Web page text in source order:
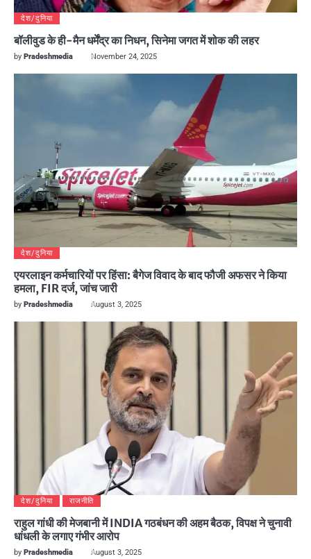
देश/दुनिया
बॉलीवुड के ही-मैन धर्मेंद्र का निधन, सिनेमा जगत में शोक की लहर
by Pradeshmedia November 24, 2025
देश/दुनिया
एयरलाइन कर्मचारियों पर हिंसा: बैगेज विवाद के बाद फौजी अफसर ने किया
हमला, FIR दर्ज, जांच जारी
by Pradeshmedia August 3, 2025
देश/दुनिया राजनीति
राहुल गांधी की मेजबानी में INDIA गठबंधन की अहम बैठक, विपक्ष ने चुनावी
धांधली के लगाए गंभीर आरोप
by Pradeshmedia August 3, 2025